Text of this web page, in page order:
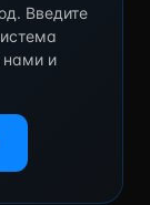
Введите
нами и